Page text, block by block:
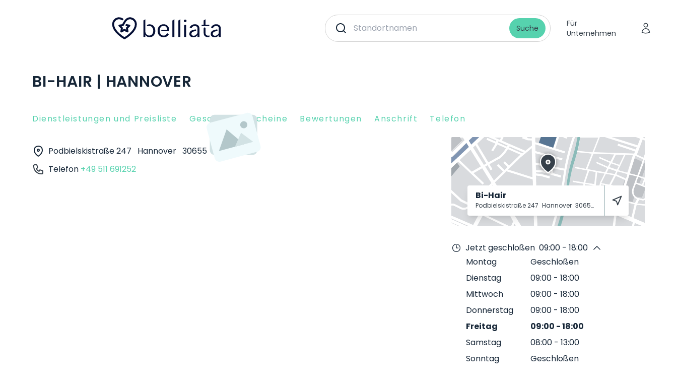
Suche
Für
Unternehmen
BI-HAIR | HANNOVER
Dienstleistungen und Preisliste Geschenkgutscheine Bewertungen Anschrift Telefon
Podbielskistraße 247 Hannover 30655
Telefon +49 511 691252
Bi-Hair
Podbielskistraße 247 Hannover 30655
Jetzt geschloßen 09:00 - 18:00
Montag
Geschloßen
Dienstag
09:00 - 18:00
Mittwoch
09:00 - 18:00
Donnerstag
09:00 - 18:00
Freitag
09:00 -18:00
Samstag
08:00 - 13:00
Sonntag
Geschloßen